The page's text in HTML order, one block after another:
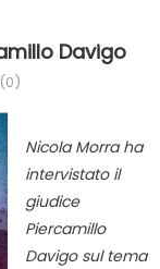
Davigo
Nicola Morra ha
intervistato il
giudice
Piercamillo
Davigo sul tema